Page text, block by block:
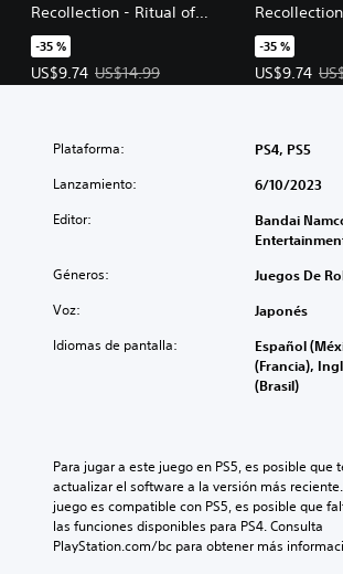
Recollection - Ritual of
Bonds Vol. 1
-35 %
US$9.74
Precio de la oferta: US$9.74. Precio original:
US$14.99
Bonds Vol. 2
-35 %
US$9.74
Precio de
Plataforma: PS4, PS5
Lanzamiento: 6/10/2023
Editor:
Bandai
Géneros: Juegos De
Voz: Japonés
Idiomas de pantalla:
Español
(Francia),
(Brasil)
Para jugar a este juego en PS5, es posible que
actualizar el software a la versión más
juego es compatible con PS5, es posible que
las funciones disponibles para PS4. Consulta
PlayStation.com/bc para obtener más